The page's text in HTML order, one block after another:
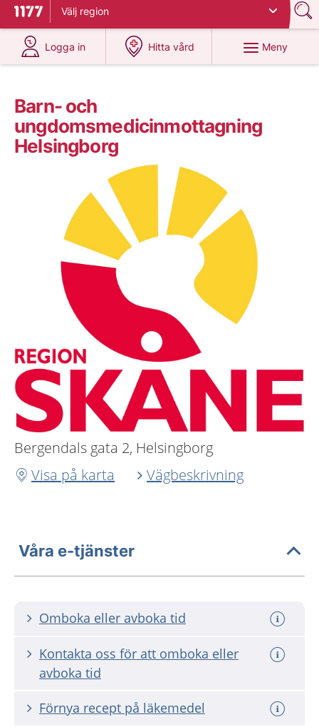
Till startsidan för 1177
Välj region
Logga in
på 1177.se
Hitta vård
på 1177.se
Meny
Barn- och
ungdomsmedicinmottagning
Helsingborg
Bergendals gata 2, Helsingborg
Visa på karta
Vägbeskrivning
Våra e-tjänster
Omboka eller avboka tid
Kontakta oss för att omboka eller
avboka tid
Förnya recept på läkemedel